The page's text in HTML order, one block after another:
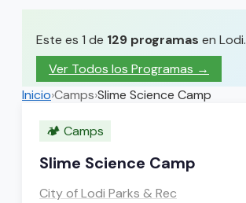
Este es 1 de 129 programas en Lodi.
Ver Todos los Programas →
Inicio›Camps›Slime Science Camp
🏕️ Camps
Slime Science Camp
City of Lodi Parks & Rec